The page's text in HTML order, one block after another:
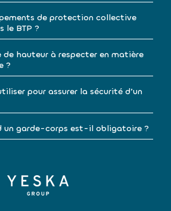
de protection collective
le BTP ?
de hauteur à respecter en matière
?
pour assurer la sécurité d’un
un garde-corps est-il obligatoire ?